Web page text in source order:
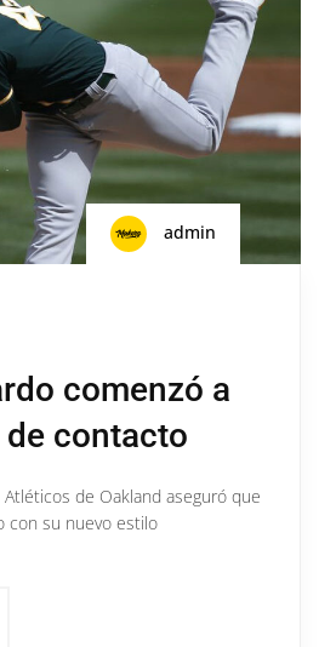
admin
comenzó a
contacto
de Oakland aseguró que
con su nuevo estilo